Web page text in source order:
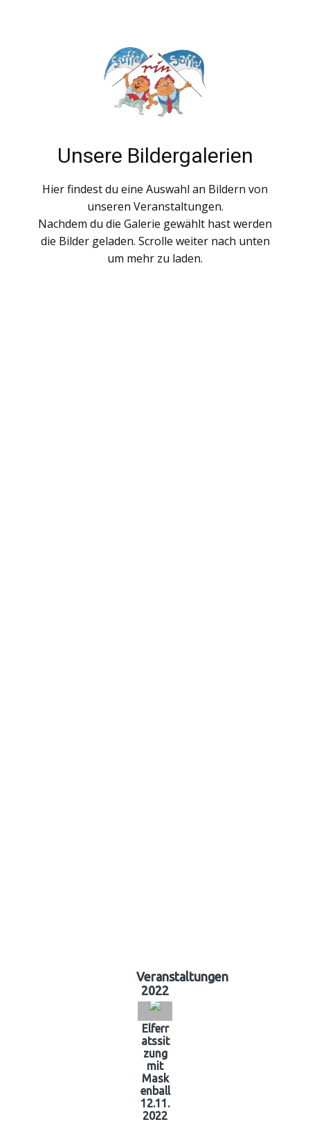
Unsere Bildergalerien
Hier findest du eine Auswahl an Bildern von
unseren Veranstaltungen.
Nachdem du die Galerie gewählt hast werden
die Bilder geladen. Scrolle weiter nach unten
um mehr zu laden.
Veranstaltungen
2022
Elferr
atssit
zung
mit
Mask
enball
12.11.
2022